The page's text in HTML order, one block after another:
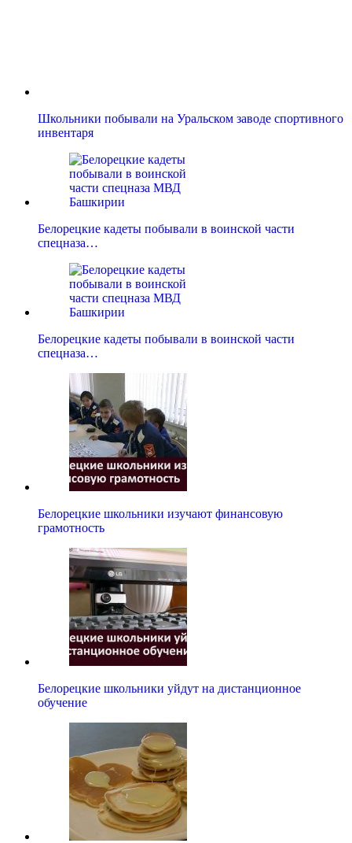
Школьники побывали на Уральском заводе спортивного
инвентаря
Белорецкие кадеты побывали в воинской части
спецназа…
Белорецкие кадеты побывали в воинской части
спецназа…
Белорецкие школьники изучают финансовую
грамотность
Белорецкие школьники уйдут на дистанционное
обучение